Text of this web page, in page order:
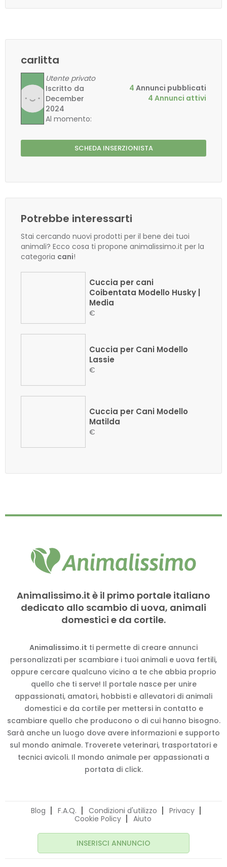
carlitta
Utente privato
Iscritto da
December
2024
Al momento:
4 Annunci pubblicati
4 Annunci attivi
SCHEDA INSERZIONISTA
Potrebbe interessarti
Stai cercando nuovi prodotti per il bene dei tuoi
animali? Ecco cosa ti propone animalissimo.it per la
categoria cani!
Cuccia per cani
Coibentata Modello Husky |
Media
€
Cuccia per Cani Modello
Lassie
€
Cuccia per Cani Modello
Matilda
€
Animalissimo.it è il primo portale italiano
dedicato allo scambio di uova, animali
domestici e da cortile.
Animalissimo.it ti permette di creare annunci
personalizzati per scambiare i tuoi animali e uova fertili,
oppure cercare qualcuno vicino a te che abbia proprio
quello che ti serve! Il portale nasce per unire
appassionati, amatori, hobbisti e allevatori di animali
domestici e da cortile per mettersi in contatto e
scambiare quello che producono o di cui hanno bisogno.
Sarà anche un luogo dove avere informazioni e supporto
sul mondo animale. Troverete veterinari, trasportatori e
tecnici avicoli. Il mondo animale per appassionati a
portata di click.
Blog F.A.Q. Condizioni d'utilizzo
Privacy
Cookie Policy
Aiuto
INSERISCI ANNUNCIO